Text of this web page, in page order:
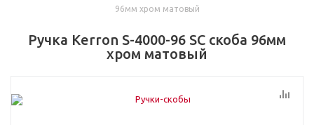
96мм хром матовый
Ручка Kerron S-4000-96 SC скоба 96мм
хром матовый